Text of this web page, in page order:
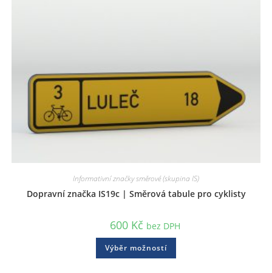
Informativní značky směrové (skupina IS)
Dopravní značka IS19c | Směrová tabule pro cyklisty
600 Kč bez DPH
Výběr možností